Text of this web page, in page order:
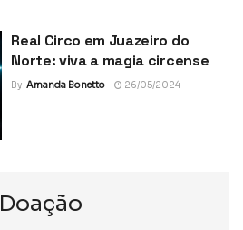
Real Circo em Juazeiro do
Norte: viva a magia circense
By Amanda Bonetto 26/05/2024
Doação